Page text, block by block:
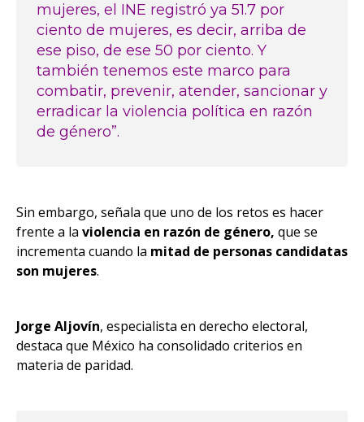
mujeres, el INE registró ya 51.7 por
ciento de mujeres, es decir, arriba de
ese piso, de ese 50 por ciento. Y
también tenemos este marco para
combatir, prevenir, atender, sancionar y
erradicar la violencia política en razón
de género”.
Sin embargo, señala que uno de los retos es hacer
frente a la violencia en razón de género, que se
incrementa cuando la mitad de personas candidatas
son mujeres.
Jorge Aljovín, especialista en derecho electoral,
destaca que México ha consolidado criterios en
materia de paridad.